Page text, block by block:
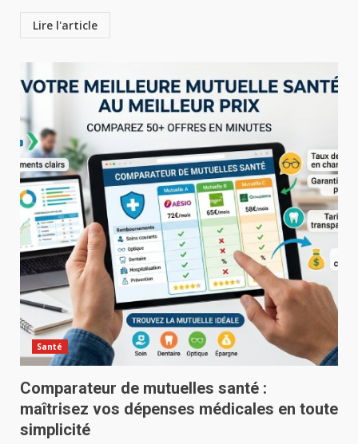
Lire l'article
Santé
Comparateur de mutuelles santé :
maîtrisez vos dépenses médicales en toute
simplicité